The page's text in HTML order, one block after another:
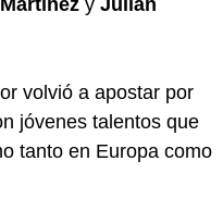
volvió a apostar por
jóvenes talentos que
tanto en Europa como